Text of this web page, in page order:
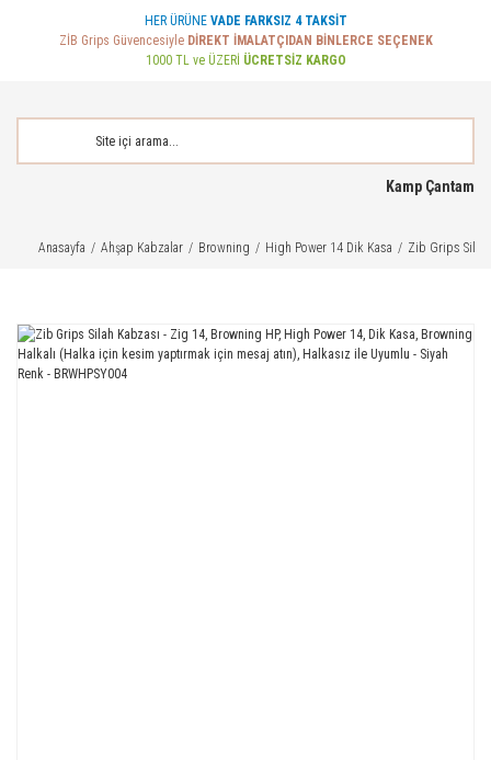
HER ÜRÜNE VADE FARKSIZ 4 TAKSİT
ZİB Grips Güvencesiyle DİREKT İMALATÇIDAN BİNLERCE SEÇENEK
1000 TL ve ÜZERİ ÜCRETSİZ KARGO
Kamp Çantam
Anasayfa Ahşap Kabzalar Browning High Power 14 Dik Kasa Zib Grips Silah